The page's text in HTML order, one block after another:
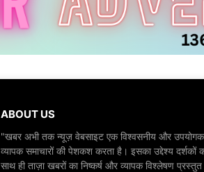
ABOUT US
"खबर अभी तक न्यूज़ वेबसाइट एक विश्वसनीय और
व्यापक समाचारों की पेशकश करता है। इसका उद्देश्य दर्शकों
साथ ही ताज़ा खबरों का निष्कर्ष और व्यापक विश्लेषण प्रस्तुत